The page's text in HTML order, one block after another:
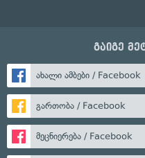
გაიგე
ახალი ამბები / Facebook
გართობა / Facebook
მეცნიერება / Facebook